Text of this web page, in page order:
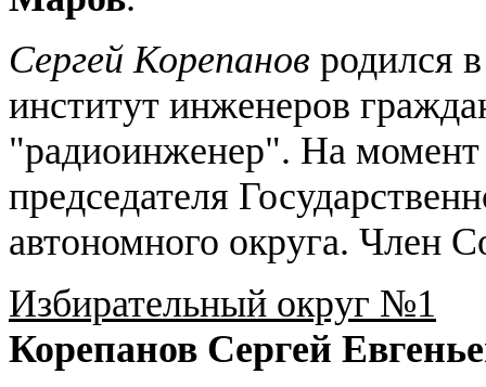
Сергей Корепанов родился
институт инженеров
"радиоинженер". На момент
председателя
автономного округа. Член
Избирательный округ №1
Корепанов Сергей